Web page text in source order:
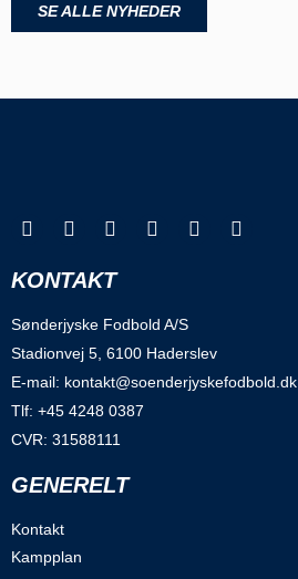
SE ALLE NYHEDER
KONTAKT
Sønderjyske Fodbold A/S
Stadionvej 5, 6100 Haderslev
E-mail: kontakt@soenderjyskefodbold.dk
Tlf: +45 4248 0387
CVR: 31588111
GENERELT
Kontakt
Kampplan